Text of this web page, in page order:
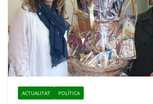
ACTUALITAT POLÍTICA